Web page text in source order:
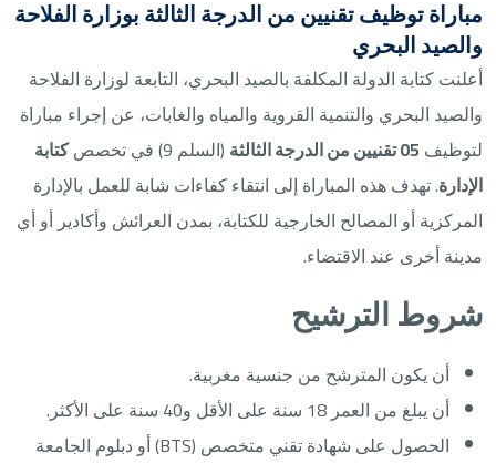
مباراة توظيف تقنيين من الدرجة الثالثة بوزارة الفلاحة
والصيد البحري
أعلنت كتابة الدولة المكلفة بالصيد البحري، التابعة لوزارة الفلاحة
والصيد البحري والتنمية القروية والمياه والغابات، عن إجراء مباراة
لتوظيف 05 تقنيين من الدرجة الثالثة (السلم 9) في تخصص
كتابة
الإدارة. تهدف هذه المباراة إلى انتقاء كفاءات شابة للعمل بالإدارة
المركزية أو المصالح الخارجية للكتابة، بمدن العرائش وأكادير أو أي
مدينة أخرى عند الاقتضاء.
شروط الترشيح
أن يكون المترشح من جنسية مغربية.
أن يبلغ من العمر 18 سنة على الأقل و40 سنة على الأكثر.
الحصول على شهادة تقني متخصص (BTS) أو دبلوم الجامعة